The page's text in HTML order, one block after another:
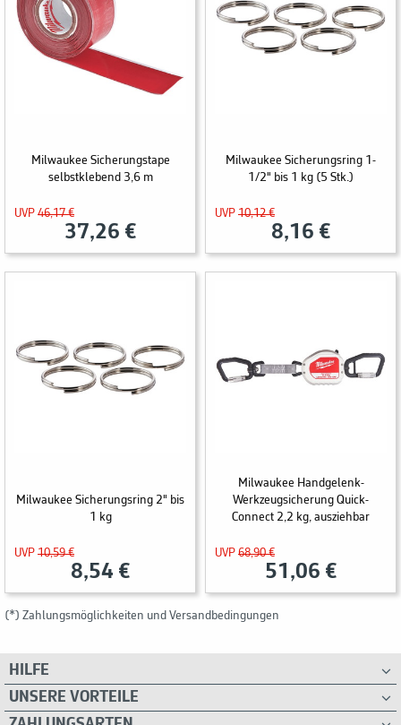
Milwaukee Sicherungstape
selbstklebend 3,6 m
UVP 46,17 €
37,26 €
Milwaukee Sicherungsring 1-
1/2" bis 1 kg (5 Stk.)
UVP 10,12 €
8,16 €
Milwaukee Sicherungsring 2" bis
1 kg
UVP 10,59 €
8,54 €
Milwaukee Handgelenk-
Werkzeugsicherung Quick-
Connect 2,2 kg, ausziehbar
UVP 68,90 €
51,06 €
(*) Zahlungsmöglichkeiten und Versandbedingungen
HILFE
UNSERE VORTEILE